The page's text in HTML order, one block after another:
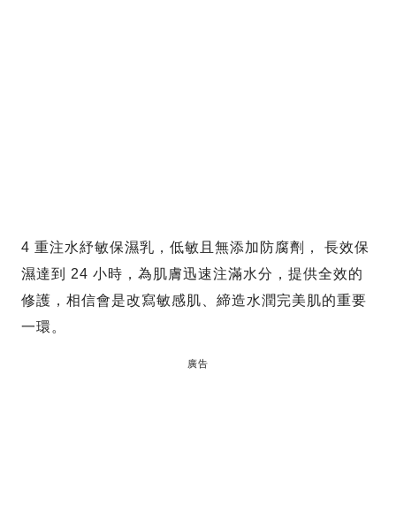
4 重注水紓敏保濕乳，低敏且無添加防腐劑， 長效保
濕達到 24 小時，為肌膚迅速注滿水分，提供全效的
修護，相信會是改寫敏感肌、締造水潤完美肌的重要
一環。
廣告